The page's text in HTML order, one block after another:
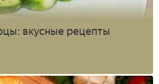
вкусные рецепты